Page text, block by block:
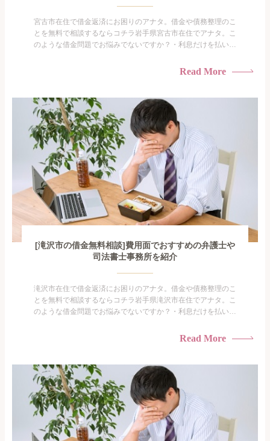
宮古市在住で借金返済にお困りのアナタ。借金や債務整理のこ
とを無料で相談するならコチラ岩手県宮古市在住でアナタ。こ
のような借金問題でお悩みでないですか？・利息だけを払い続
られたくない・借金の催促、取り立てで憂鬱になる。・闇金に
がありま...
Read More
[滝沢市の借金無料相談]費用面でおすすめの弁護士や
司法書士事務所を紹介
滝沢市在住で借金返済にお困りのアナタ。借金や債務整理のこ
とを無料で相談するならコチラ岩手県滝沢市在住でアナタ。こ
のような借金問題でお悩みでないですか？・利息だけを払い続
られたくない・借金の催促、取り立てで憂鬱になる。・闇金に
がありま...
Read More